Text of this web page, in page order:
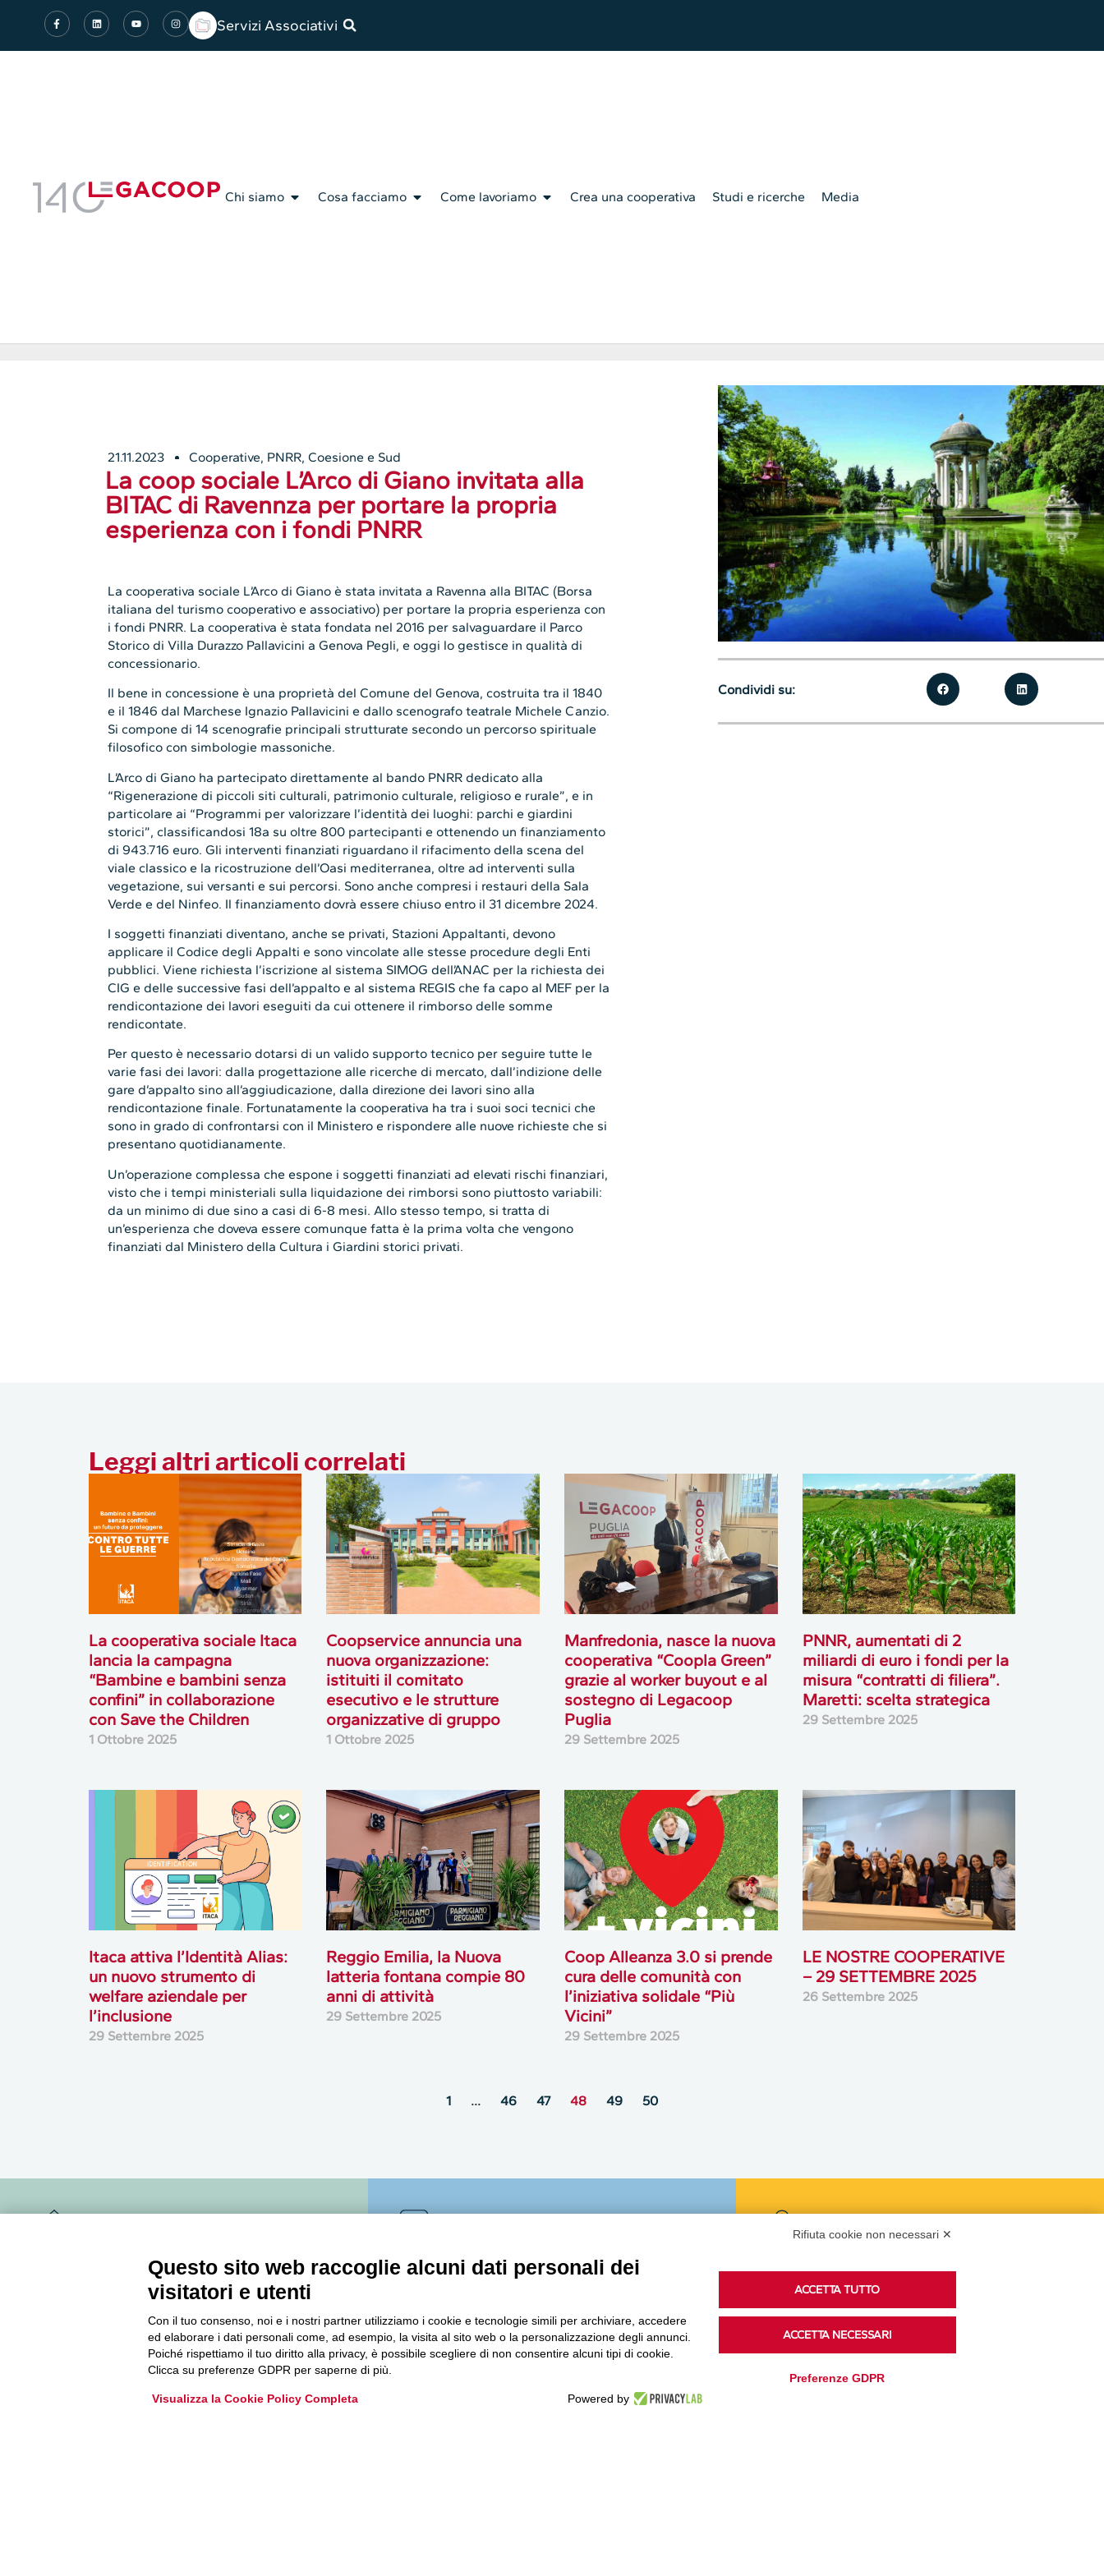
Servizi Associativi
Chi siamo Cosa facciamo Come lavoriamo Crea una cooperativa Studi e ricerche Media
21.11.2023 Cooperative, PNRR, Coesione e Sud
La coop sociale L’Arco di Giano invitata alla
BITAC di Ravennza per portare la propria
esperienza con i fondi PNRR
La cooperativa sociale L’Arco di Giano è stata invitata a Ravenna alla BITAC (Borsa
italiana del turismo cooperativo e associativo) per portare la propria esperienza con
i fondi PNRR. La cooperativa è stata fondata nel 2016 per salvaguardare il Parco
Storico di Villa Durazzo Pallavicini a Genova Pegli, e oggi lo gestisce in qualità di
concessionario.
Il bene in concessione è una proprietà del Comune del Genova, costruita tra il 1840
e il 1846 dal Marchese Ignazio Pallavicini e dallo scenografo teatrale Michele Canzio.
Si compone di 14 scenografie principali strutturate secondo un percorso spirituale
filosofico con simbologie massoniche.
L’Arco di Giano ha partecipato direttamente al bando PNRR dedicato alla
“Rigenerazione di piccoli siti culturali, patrimonio culturale, religioso e rurale”, e in
particolare ai “Programmi per valorizzare l’identità dei luoghi: parchi e giardini
storici”, classificandosi 18a su oltre 800 partecipanti e ottenendo un finanziamento
di 943.716 euro. Gli interventi finanziati riguardano il rifacimento della scena del
viale classico e la ricostruzione dell’Oasi mediterranea, oltre ad interventi sulla
vegetazione, sui versanti e sui percorsi. Sono anche compresi i restauri della Sala
Verde e del Ninfeo. Il finanziamento dovrà essere chiuso entro il 31 dicembre 2024.
I soggetti finanziati diventano, anche se privati, Stazioni Appaltanti, devono
applicare il Codice degli Appalti e sono vincolate alle stesse procedure degli Enti
pubblici. Viene richiesta l’iscrizione al sistema SIMOG dell’ANAC per la richiesta dei
CIG e delle successive fasi dell’appalto e al sistema REGIS che fa capo al MEF per la
rendicontazione dei lavori eseguiti da cui ottenere il rimborso delle somme
rendicontate.
Per questo è necessario dotarsi di un valido supporto tecnico per seguire tutte le
varie fasi dei lavori: dalla progettazione alle ricerche di mercato, dall’indizione delle
gare d’appalto sino all’aggiudicazione, dalla direzione dei lavori sino alla
rendicontazione finale. Fortunatamente la cooperativa ha tra i suoi soci tecnici che
sono in grado di confrontarsi con il Ministero e rispondere alle nuove richieste che si
presentano quotidianamente.
Un’operazione complessa che espone i soggetti finanziati ad elevati rischi finanziari,
visto che i tempi ministeriali sulla liquidazione dei rimborsi sono piuttosto variabili:
da un minimo di due sino a casi di 6-8 mesi. Allo stesso tempo, si tratta di
un’esperienza che doveva essere comunque fatta è la prima volta che vengono
finanziati dal Ministero della Cultura i Giardini storici privati.
Condividi su:
Leggi altri articoli correlati
La cooperativa sociale Itaca
lancia la campagna
“Bambine e bambini senza
confini” in collaborazione
con Save the Children
1 Ottobre 2025
Coopservice annuncia una
nuova organizzazione:
istituiti il comitato
esecutivo e le strutture
organizzative di gruppo
1 Ottobre 2025
Manfredonia, nasce la nuova
cooperativa “Coopla Green”
grazie al worker buyout e al
sostegno di Legacoop
Puglia
29 Settembre 2025
PNNR, aumentati di 2
miliardi di euro i fondi per la
misura “contratti di filiera”.
Maretti: scelta strategica
29 Settembre 2025
Itaca attiva l’Identità Alias:
un nuovo strumento di
welfare aziendale per
l’inclusione
29 Settembre 2025
Reggio Emilia, la Nuova
latteria fontana compie 80
anni di attività
29 Settembre 2025
Coop Alleanza 3.0 si prende
cura delle comunità con
l’iniziativa solidale “Più
Vicini”
29 Settembre 2025
LE NOSTRE COOPERATIVE
– 29 SETTEMBRE 2025
26 Settembre 2025
1 … 46 47 48 49 50
Accedi o iscriviti alla nostra Newsletter Legacoop
Informazioni per restare sempre aggiornati sul
mondo della cooperazione.
Archivio Newsletter
Podcast
su Spreaker.
Rifiuta cookie non necessari ✕
Questo sito web raccoglie alcuni dati personali dei
visitatori e utenti
Con il tuo consenso, noi e i nostri partner utilizziamo i cookie e tecnologie simili per archiviare, accedere
ed elaborare i dati personali come, ad esempio, la visita al sito web o la personalizzazione degli annunci.
Poiché rispettiamo il tuo diritto alla privacy, è possibile scegliere di non consentire alcuni tipi di cookie.
Clicca su preferenze GDPR per saperne di più.
Visualizza la Cookie Policy Completa Powered by
ACCETTA TUTTO
ACCETTA NECESSARI
Preferenze GDPR